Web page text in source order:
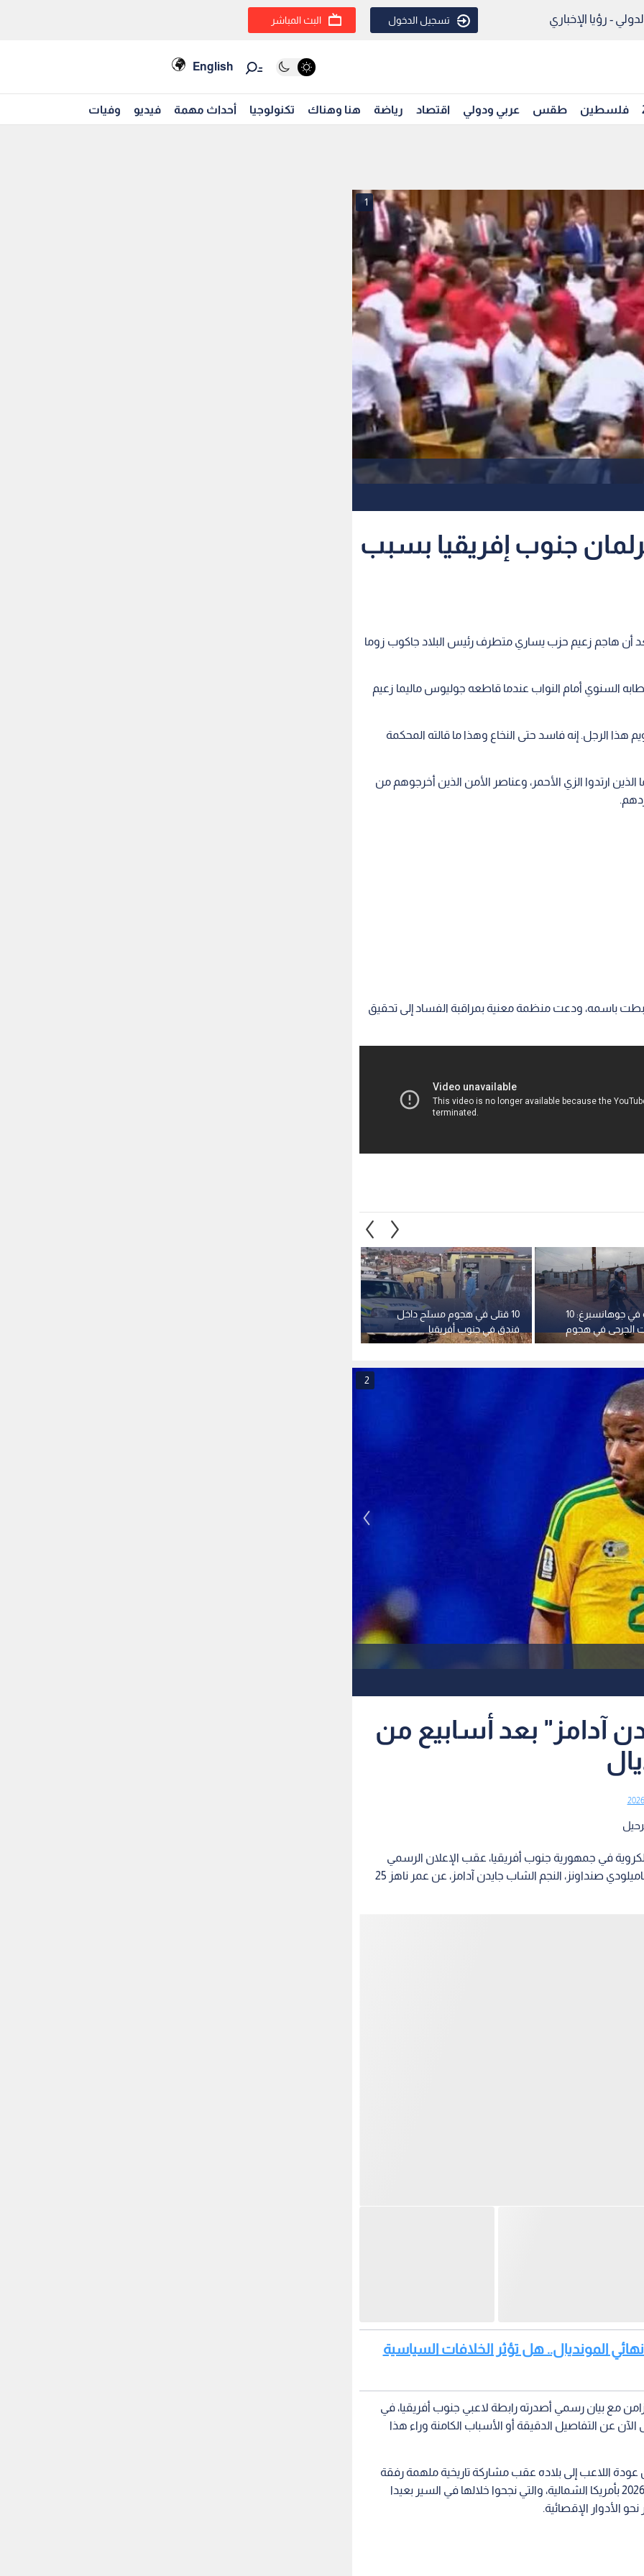
- رؤيا الإخباري تسجيل الدخول البث المباشر
English
فلسطين طقس عربي ودولي اقتصاد رياضة هنا وهناك تكنولوجيا أحداث مهمة فيديو وفيات
1
جنوب إفريقيا بسبب
أن هاجم زعيم حزب يساري متطرف رئيس البلاد جاكوب زوما
السنوي أمام النواب عندما قاطعه جوليوس ماليما زعيم
هذا الرجل. إنه فاسد حتى النخاع وهذا ما قالته المحكمة
ارتدوا الزي الأحمر، وعناصر الأمن الذين أخرجوهم من
باسمه، ودعت منظمة معنية بمراقبة الفساد إلى تحقيق
10 قتلى في هجوم مسلح داخل
فندق في جنوب أفريقيا
مجزرة جديدة في جوهانسبرغ: 10
الجرحى في هجوم
2
آدامز" بعد أسابيع من
في جمهورية جنوب أفريقيا، عقب الإعلان الرسمي
المفاجئ عن وفاة لاعب خط وسط المنتخب ونادي ماميلودي صنداونز، النجم الشاب جايدن آدامز، عن عمر ناهز 25
المونديال.. هل تؤثر الخلافات السياسية
مع بيان رسمي أصدرته رابطة لاعبي جنوب أفريقيا، في
عن التفاصيل الدقيقة أو الأسباب الكامنة وراء هذا
اللاعب إلى بلاده عقب مشاركة تاريخية ملهمة رفقة
منتخب "الأولاد" (بافانا بافانا) في نهائيات كأس العالم 2026 بأمريكا الشمالية، والتي نجحوا خلالها في السير بعيدا
الأدوار الإقصائية.